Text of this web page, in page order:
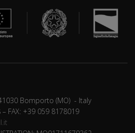
Bomporto (MO) - Italy
FAX: +39 059 8178019